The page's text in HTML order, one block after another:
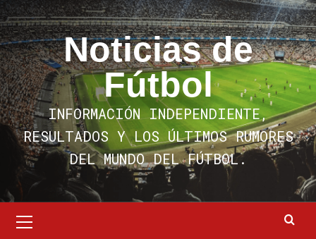
Saltar
al
contenido
Noticias de
Fútbol
INFORMACIÓN INDEPENDIENTE,
RESULTADOS Y LOS ÚLTIMOS RUMORES
DEL MUNDO DEL FÚTBOL.
primario